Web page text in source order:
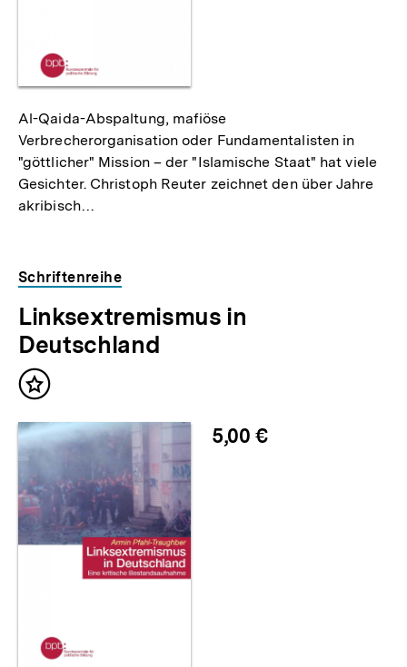
Al-Qaida-Abspaltung, mafiöse
Verbrecherorganisation oder Fundamentalisten in
"göttlicher" Mission – der "Islamische Staat" hat viele
Gesichter. Christoph Reuter zeichnet den über Jahre
akribisch…
Schriftenreihe
Linksextremismus in
Deutschland
Inhalt
5,00 €